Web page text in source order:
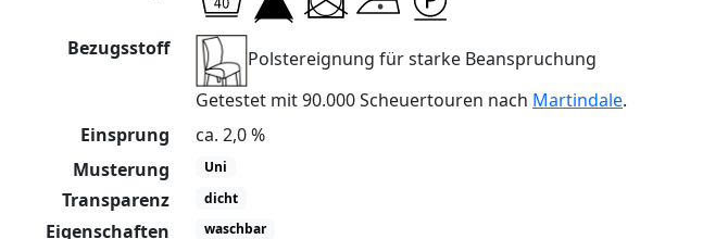
Bezugsstoff
Polstereignung für starke Beanspruchung
Getestet mit 90.000 Scheuertouren nach Martindale.
Einsprung
ca. 2,0 %
Musterung
Uni
Transparenz dicht
Eigenschaften waschbar